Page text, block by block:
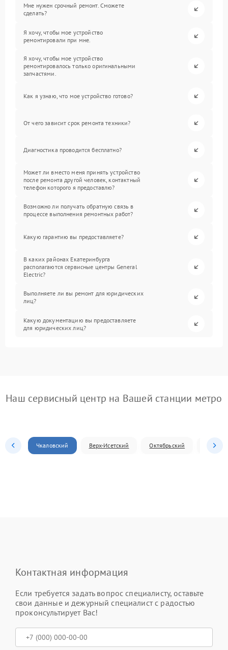
Мне нужен срочный ремонт. Сможете
сделать?
Я хочу, чтобы мое устройство
ремонтировали при мне.
Я хочу, чтобы мое устройство
ремонтировалось только оригинальными
запчастями.
Как я узнаю, что мое устройство готово?
От чего зависит срок ремонта техники?
Диагностика проводится бесплатно?
Может ли вместо меня принять устройство
после ремонта другой человек, контактный
телефон которого я предоставлю?
Возможно ли получать обратную связь в
процессе выполнения ремонтных работ?
Какую гарантию вы предоставляете?
В каких районах Екатеринбурга
располагаются сервисные центры General
Electric?
Выполняете ли вы ремонт для юридических
лиц?
Какую документацию вы предоставляете
для юридических лиц?
Наш сервисный центр на Вашей станции метро
Чкаловский Верх-Исетский Октябрьский
Контактная информация
Если требуется задать вопрос специалисту, оставьте
свои данные и дежурный специалист с радостью
проконсультирует Вас!